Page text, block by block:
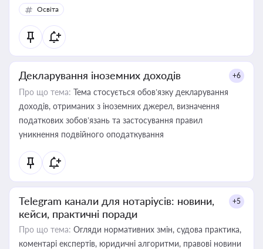
Освіта
Декларування іноземних доходів +6
Про що тема: Тема стосується обов’язку декларування
доходів, отриманих з іноземних джерел, визначення
податкових зобов’язань та застосування правил
уникнення подвійного оподаткування
Telegram канали для нотаріусів: новини,
кейси, практичні поради
+5
Про що тема: Огляди нормативних змін, судова практика,
коментарі експертів, юридичні алгоритми, правові новини